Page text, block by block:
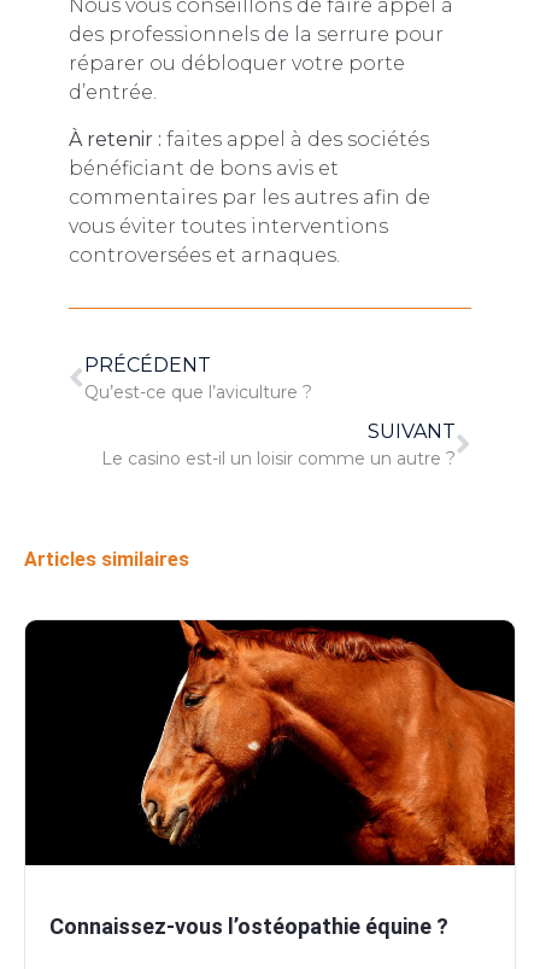
Nous vous conseillons de faire appel à
des professionnels de la serrure pour
réparer ou débloquer votre porte
d’entrée.
À retenir : faites appel à des sociétés
bénéficiant de bons avis et
commentaires par les autres afin de
vous éviter toutes interventions
controversées et arnaques.
PRÉCÉDENT
Qu’est-ce que l’aviculture ?
SUIVANT
Le casino est-il un loisir comme un autre ?
Articles similaires
Connaissez-vous l’ostéopathie équine ?